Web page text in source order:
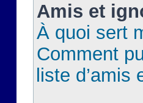
Amis et
À quoi sert
Comment
liste d’amis